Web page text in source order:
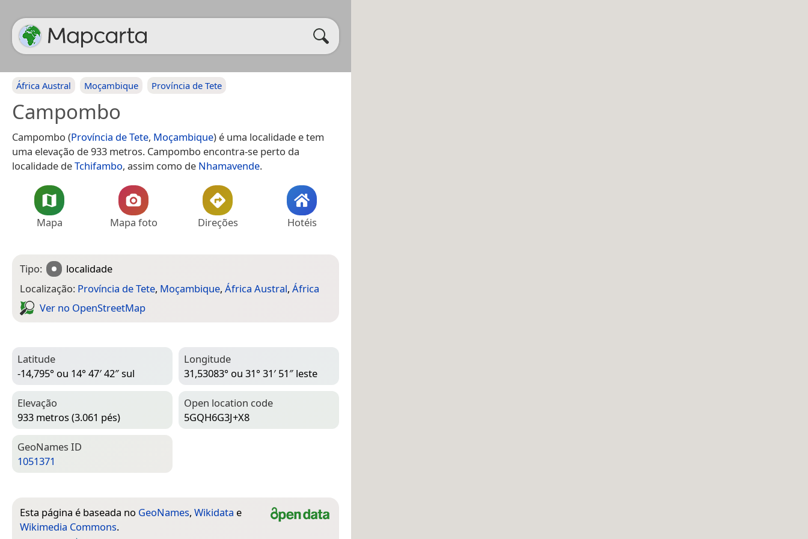
África Austral Moçambique Província de Tete
Campombo
Campombo (Província de Tete, Moçambique) é uma localidade e tem
uma elevação de 933 metros. Campombo encontra-se perto da
localidade deTchifambo, assim como de Nhamavende.
Mapa Mapa foto Direções Hotéis
Tipo:
localidade
Localização: Província de Tete, Moçambique, África Austral, África
Ver no Open­Street­Map
Latitude
-14,795° ou 14° 47′ 42″ sul
Longitude
31,53083° ou 31° 31′ 51″ leste
Elevação
933 metros (3.061 pés)
Open location code
5GQH6G3J+X8
Geo­Names ID
1051371
Esta página é baseada no GeoNames, Wikidata e
Wikimedia Commons.